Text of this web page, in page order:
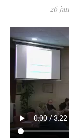
26